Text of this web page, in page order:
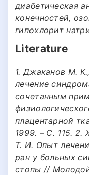
диабетическая
конечностей,
гипохлорит
Literature
1. Джаканов М.
лечение
сочетанным
плацентарной
1999. – С. 115.
Т. И. Опыт
ран у больных
стопы //